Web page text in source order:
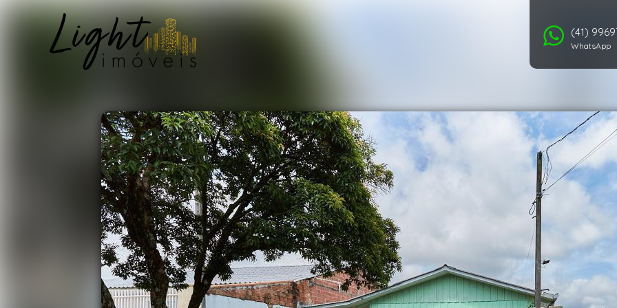
(41)
WhatsApp